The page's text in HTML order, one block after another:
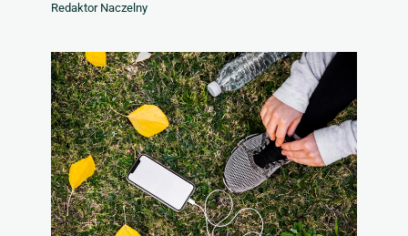
Redaktor Naczelny